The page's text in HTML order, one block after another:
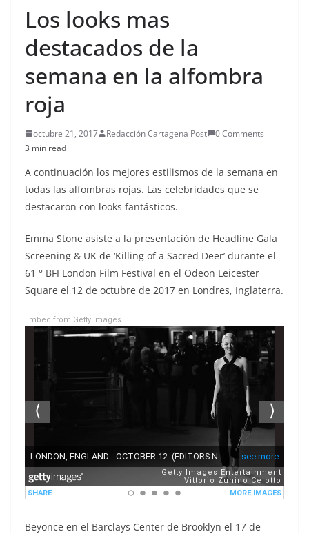
Los looks mas
destacados de la
semana en la alfombra
roja
octubre 21, 2017 Redacción Cartagena Post
0 Comments
3 min read
A continuación los mejores estilismos de la semana en
todas las alfombras rojas. Las celebridades que se
destacaron con looks fantásticos.
Emma Stone asiste a la presentación de Headline Gala
Screening & UK de ‘Killing of a Sacred Deer’ durante el
61 ° BFI London Film Festival en el Odeon Leicester
Square el 12 de octubre de 2017 en Londres, Inglaterra.
Embed from Getty Images
Beyonce en el Barclays Center de Brooklyn el 17 de